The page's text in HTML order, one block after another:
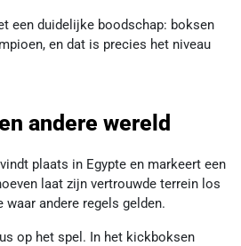
een duidelijke boodschap: boksen
en dat is precies het niveau
andere wereld
vindt plaats in Egypte en markeert een
laat zijn vertrouwde terrein los
andere regels gelden.
op het spel. In het kickboksen